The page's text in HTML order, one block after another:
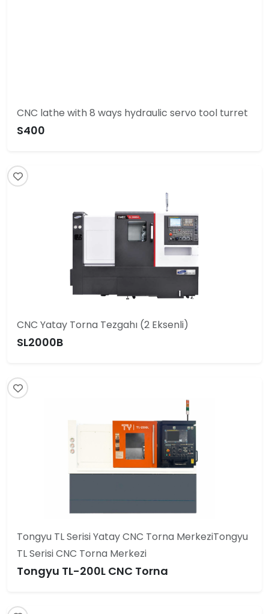
CNC lathe with 8 ways hydraulic servo tool turret
S400
CNC Yatay Torna Tezgahı (2 Eksenli)
SL2000B
Tongyu TL Serisi Yatay CNC Torna MerkeziTongyu
TL Serisi CNC Torna Merkezi
Tongyu TL-200L CNC Torna